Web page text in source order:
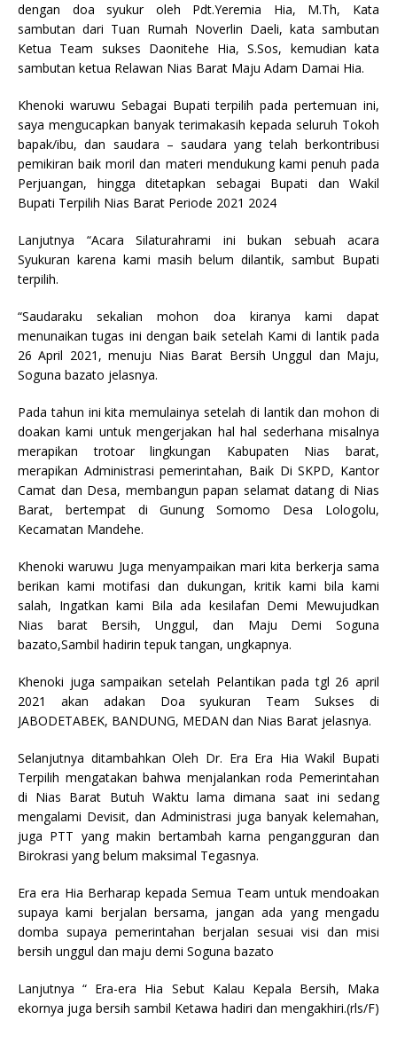
dengan doa syukur oleh Pdt.Yeremia Hia, M.Th, Kata
sambutan dari Tuan Rumah Noverlin Daeli, kata sambutan
Ketua Team sukses Daonitehe Hia, S.Sos, kemudian kata
sambutan ketua Relawan Nias Barat Maju Adam Damai Hia.
Khenoki waruwu Sebagai Bupati terpilih pada pertemuan ini,
saya mengucapkan banyak terimakasih kepada seluruh Tokoh
bapak/ibu, dan saudara – saudara yang telah berkontribusi
pemikiran baik moril dan materi mendukung kami penuh pada
Perjuangan, hingga ditetapkan sebagai Bupati dan Wakil
Bupati Terpilih Nias Barat Periode 2021 2024
Lanjutnya “Acara Silaturahrami ini bukan sebuah acara
Syukuran karena kami masih belum dilantik, sambut Bupati
terpilih.
“Saudaraku sekalian mohon doa kiranya kami dapat
menunaikan tugas ini dengan baik setelah Kami di lantik pada
26 April 2021, menuju Nias Barat Bersih Unggul dan Maju,
Soguna bazato jelasnya.
Pada tahun ini kita memulainya setelah di lantik dan mohon di
doakan kami untuk mengerjakan hal hal sederhana misalnya
merapikan trotoar lingkungan Kabupaten Nias barat,
merapikan Administrasi pemerintahan, Baik Di SKPD, Kantor
Camat dan Desa, membangun papan selamat datang di Nias
Barat, bertempat di Gunung Somomo Desa Lologolu,
Kecamatan Mandehe.
Khenoki waruwu Juga menyampaikan mari kita berkerja sama
berikan kami motifasi dan dukungan, kritik kami bila kami
salah, Ingatkan kami Bila ada kesilafan Demi Mewujudkan
Nias barat Bersih, Unggul, dan Maju Demi Soguna
bazato,Sambil hadirin tepuk tangan, ungkapnya.
Khenoki juga sampaikan setelah Pelantikan pada tgl 26 april
2021 akan adakan Doa syukuran Team Sukses di
JABODETABEK, BANDUNG, MEDAN dan Nias Barat jelasnya.
Selanjutnya ditambahkan Oleh Dr. Era Era Hia Wakil Bupati
Terpilih mengatakan bahwa menjalankan roda Pemerintahan
di Nias Barat Butuh Waktu lama dimana saat ini sedang
mengalami Devisit, dan Administrasi juga banyak kelemahan,
juga PTT yang makin bertambah karna pengangguran dan
Birokrasi yang belum maksimal Tegasnya.
Era era Hia Berharap kepada Semua Team untuk mendoakan
supaya kami berjalan bersama, jangan ada yang mengadu
domba supaya pemerintahan berjalan sesuai visi dan misi
bersih unggul dan maju demi Soguna bazato
Lanjutnya “ Era-era Hia Sebut Kalau Kepala Bersih, Maka
ekornya juga bersih sambil Ketawa hadiri dan mengakhiri.(rls/F)